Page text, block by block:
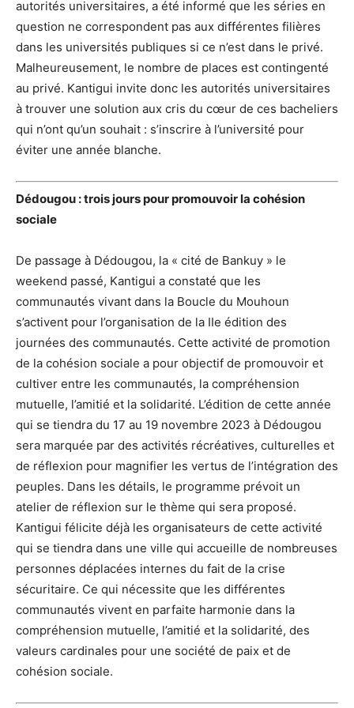
autorités universitaires, a été informé que les séries en
question ne correspondent pas aux différentes filières
dans les universités publiques si ce n’est dans le privé.
Malheureusement, le nombre de places est contingenté
au privé. Kantigui invite donc les autorités universitaires
à trouver une solution aux cris du cœur de ces bacheliers
qui n’ont qu’un souhait : s’inscrire à l’université pour
éviter une année blanche.
Dédougou : trois jours pour promouvoir la cohésion
sociale
De passage à Dédougou, la « cité de Bankuy » le
weekend passé, Kantigui a constaté que les
communautés vivant dans la Boucle du Mouhoun
s’activent pour l’organisation de la IIe édition des
journées des communautés. Cette activité de promotion
de la cohésion sociale a pour objectif de promouvoir et
cultiver entre les communautés, la compréhension
mutuelle, l’amitié et la solidarité. L’édition de cette année
qui se tiendra du 17 au 19 novembre 2023 à Dédougou
sera marquée par des activités récréatives, culturelles et
de réflexion pour magnifier les vertus de l’intégration des
peuples. Dans les détails, le programme prévoit un
atelier de réflexion sur le thème qui sera proposé.
Kantigui félicite déjà les organisateurs de cette activité
qui se tiendra dans une ville qui accueille de nombreuses
personnes déplacées internes du fait de la crise
sécuritaire. Ce qui nécessite que les différentes
communautés vivent en parfaite harmonie dans la
compréhension mutuelle, l’amitié et la solidarité, des
valeurs cardinales pour une société de paix et de
cohésion sociale.